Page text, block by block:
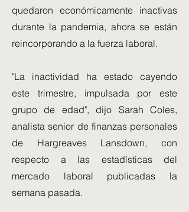
quedaron económicamente inactivas
durante la pandemia, ahora se están
reincorporando a la fuerza laboral.
"La inactividad ha estado cayendo
este trimestre, impulsada por este
grupo de edad", dijo Sarah Coles,
analista senior de finanzas personales
de Hargreaves Lansdown, con
respecto a las estadísticas del
mercado laboral publicadas la
semana pasada.